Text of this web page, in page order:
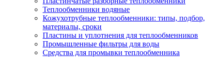
Теплообменники водяные
Кожухотрубные теплообменники: типы, подбор,
материалы, сроки
Пластины и уплотнения для теплообменников
Промышленные фильтры для воды
Средства для промывки теплообменника